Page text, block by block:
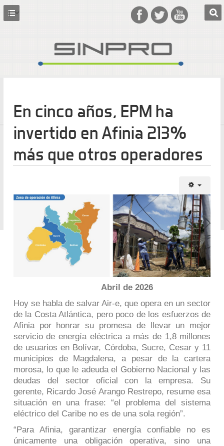
En cinco años, EPM ha
invertido en Afinia 213%
más que otros operadores
Abril de 2026
Hoy se habla de salvar Air-e, que opera en un sector
de la Costa Atlántica, pero poco de los esfuerzos de
Afinia por honrar su promesa de llevar un mejor
servicio de energía eléctrica a más de 1,8 millones
de usuarios en Bolívar, Córdoba, Sucre, Cesar y 11
municipios de Magdalena, a pesar de la cartera
morosa, lo que le adeuda el Gobierno Nacional y las
deudas del sector oficial con la empresa. Su
gerente, Ricardo José Arango Restrepo, resume esa
situación en una frase: “el problema del sistema
eléctrico del Caribe no es de una sola región”.
“Para Afinia, garantizar energía confiable no es
únicamente una obligación operativa, sino una